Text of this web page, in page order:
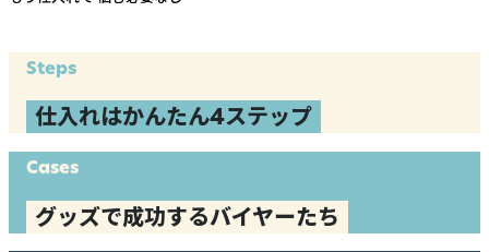
Steps
仕入れはかんたん4ステップ
Cases
グッズで成功するバイヤーたち